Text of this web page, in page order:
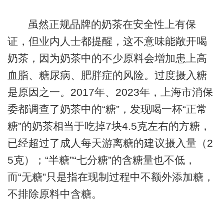
虽然正规品牌的奶茶在安全性上有保
证，但业内人士都提醒，这不意味能敞开喝
奶茶，因为奶茶中的不少原料会增加患上高
血脂、糖尿病、肥胖症的风险。过度摄入糖
是原因之一。2017年、2023年，上海市消保
委都调查了奶茶中的“糖”，发现喝一杯“正常
糖”的奶茶相当于吃掉7块4.5克左右的方糖，
已经超过了成人每天游离糖的建议摄入量（2
5克）；“半糖”“七分糖”的含糖量也不低，
而“无糖”只是指在现制过程中不额外添加糖，
不排除原料中含糖。